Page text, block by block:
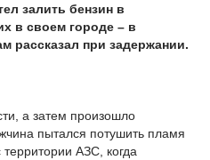
залить бензин в
в своем городе – в
рассказал при задержании.
а затем произошло
пытался потушить пламя
АЗС, когда